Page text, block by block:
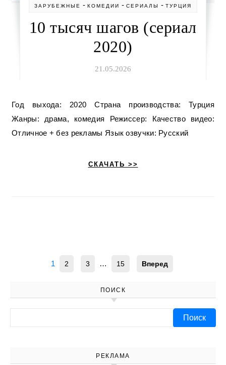
ЗАРУБЕЖНЫЕ - КОМЕДИИ - СЕРИАЛЫ - ТУРЦИЯ
10 тысяч шагов (сериал
2020)
21.05.2026
Год выхода: 2020 Страна производства: Турция
Жанры: драма, комедия Режиссер: Качество видео:
Отличное + без рекламы Язык озвучки: Русский
СКАЧАТЬ >>
1 2 3 … 15 Вперед
ПОИСК
РЕКЛАМА